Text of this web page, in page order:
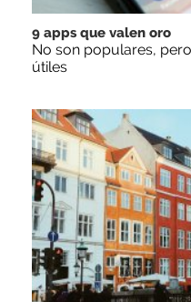
9 apps que valen oro
No son populares,
útiles